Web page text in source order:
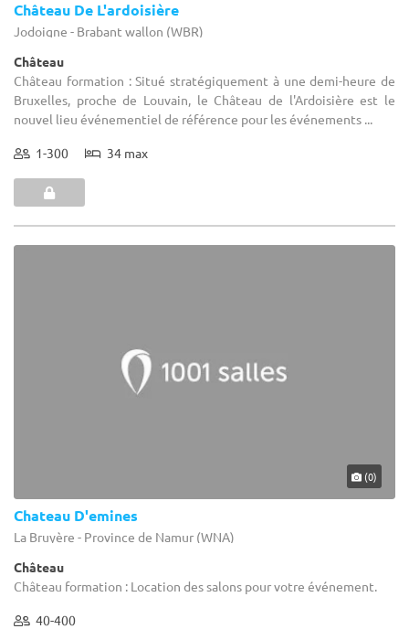
Château De L'ardoisière
Jodoigne - Brabant wallon (WBR)
Château
Château formation : Situé stratégiquement à une demi-heure de
Bruxelles, proche de Louvain, le Château de l'Ardoisière est le
nouvel lieu événementiel de référence pour les événements ...
1-300 34 max
(0)
Chateau D'emines
La Bruyère - Province de Namur (WNA)
Château
Château formation : Location des salons pour votre événement.
40-400